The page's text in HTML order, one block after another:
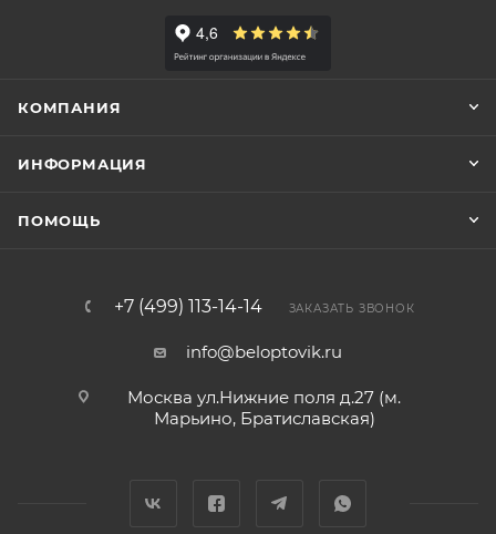
КОМПАНИЯ
ИНФОРМАЦИЯ
ПОМОЩЬ
+7 (499) 113-14-14 ЗАКАЗАТЬ ЗВОНОК
info@beloptovik.ru
Москва ул.Нижние поля д.27 (м.
Марьино, Братиславская)